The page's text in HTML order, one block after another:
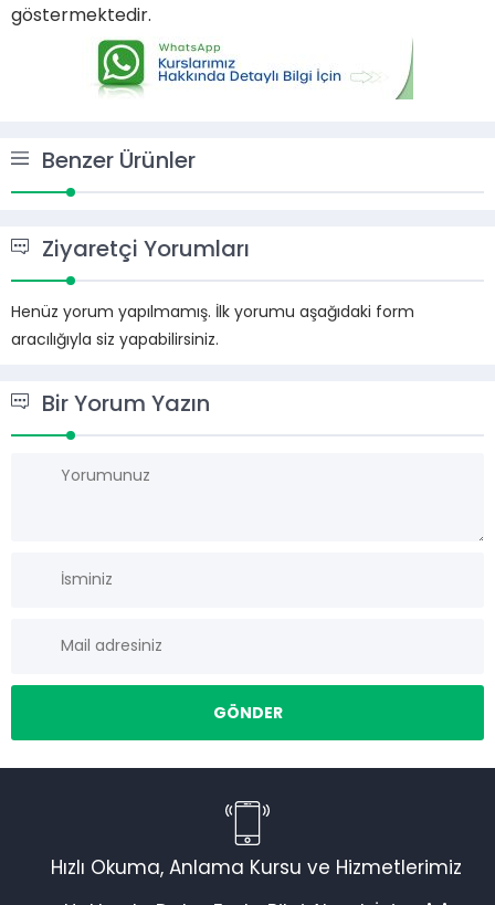
göstermektedir.
Benzer Ürünler
Ziyaretçi Yorumları
Henüz yorum yapılmamış. İlk yorumu aşağıdaki form
aracılığıyla siz yapabilirsiniz.
Bir Yorum Yazın
Hızlı Okuma, Anlama Kursu ve Hizmetlerimiz
Müşteri Temsilcisi